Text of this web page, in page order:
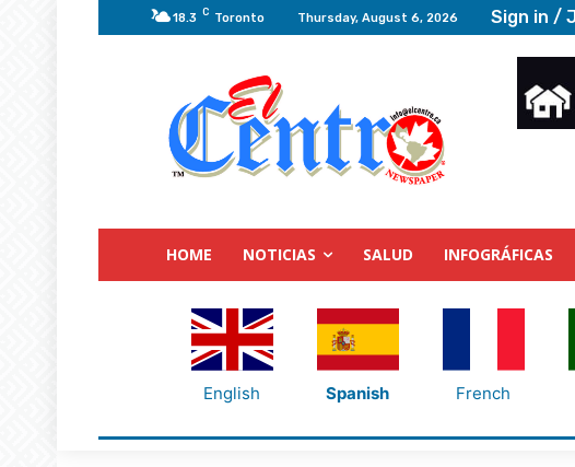
18.3 C Toronto Thursday, August 6, 2026 Sign in /
HOME NOTICIAS SALUD INFOGRÁFICAS
English Spanish French